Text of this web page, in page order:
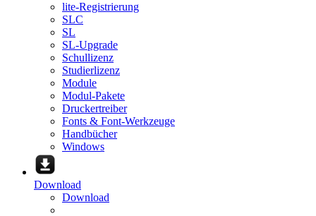
lite-Registrierung
SLC
SL
SL-Upgrade
Schullizenz
Studierlizenz
Module
Modul-Pakete
Druckertreiber
Fonts & Font-Werkzeuge
Handbücher
Windows
Download
Download